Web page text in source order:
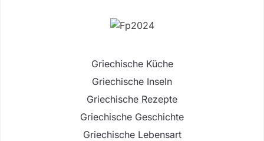
Griechische Küche
Griechische Inseln
Griechische Rezepte
Griechische Geschichte
Griechische Lebensart